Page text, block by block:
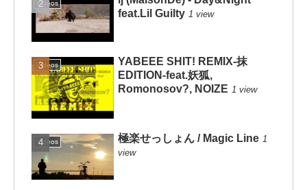
Videos
feat.Lil Guilty 1 view
Videos
YABEEE SHIT! REMIX-抹
EDITION-feat.妖狐,
Romonosov?, NOIZE 1 view
Videos 極楽せっしょん / Magic Line 1
view